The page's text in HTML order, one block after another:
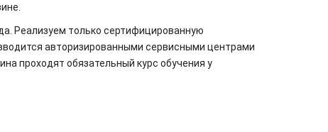
Реализуем только сертифицированную
авторизированными сервисными центрами
проходят обязательный курс обучения у